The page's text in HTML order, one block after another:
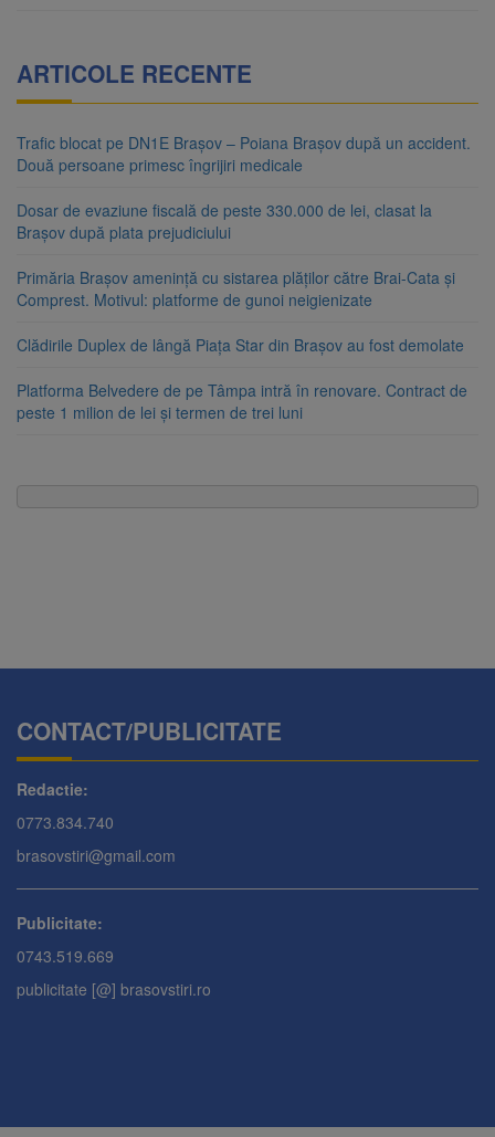
ARTICOLE RECENTE
Trafic blocat pe DN1E Brașov – Poiana Brașov după un accident.
Două persoane primesc îngrijiri medicale
Dosar de evaziune fiscală de peste 330.000 de lei, clasat la
Brașov după plata prejudiciului
Primăria Brașov amenință cu sistarea plăților către Brai-Cata și
Comprest. Motivul: platforme de gunoi neigienizate
Clădirile Duplex de lângă Piața Star din Brașov au fost demolate
Platforma Belvedere de pe Tâmpa intră în renovare. Contract de
peste 1 milion de lei și termen de trei luni
CONTACT/PUBLICITATE
Redactie:
0773.834.740
brasovstiri@gmail.com
Publicitate:
0743.519.669
publicitate [@] brasovstiri.ro